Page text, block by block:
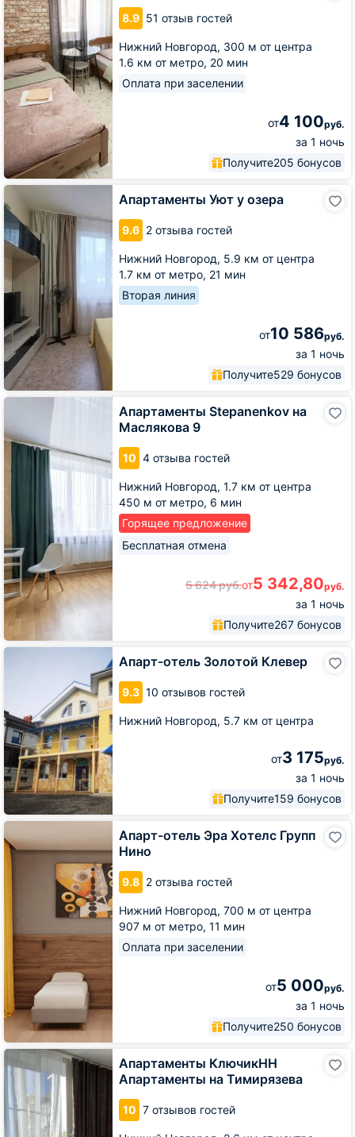
8.9 51 отзыв гостей
Нижний Новгород, 300 м от центра
1.6 км от метро, 20 мин
Оплата при заселении
от4 100руб.
за 1 ночь
Получите205 бонусов
Шпиль-
Менского
Апартаменты Уют у озера
9.6 2 отзыва гостей
Нижний Новгород, 5.9 км от центра
1.7 км от метро, 21 мин
Вторая линия
от10 586руб.
за 1 ночь
Получите529 бонусов
Апартаменты
Уют
озера
Апартаменты Stepanenkov на
Маслякова 9
10 4 отзыва гостей
Нижний Новгород, 1.7 км от центра
450 м от метро, 6 мин
Горящее предложение
Бесплатная отмена
5 624руб.от5 342,80руб.
за 1 ночь
Получите267 бонусов
Апартаменты
Stepanenkov
на
Маслякова
Апарт-отель Золотой Клевер
9.3 10 отзывов гостей
Нижний Новгород, 5.7 км от центра
от3 175руб.
за 1 ночь
Получите159 бонусов
Апарт-
Апарт-отель Эра Хотелс Групп
Нино
9.8 2 отзыва гостей
Нижний Новгород, 700 м от центра
907 м от метро, 11 мин
Оплата при заселении
от5 000руб.
за 1 ночь
Получите250 бонусов
Апарт-
отель
Эра
Хотелс
Апартаменты КлючикНН
Апартаменты на Тимирязева
10 7 отзывов гостей
Апартаменты
КлючикНН
Апартаменты
на
Тимирязева